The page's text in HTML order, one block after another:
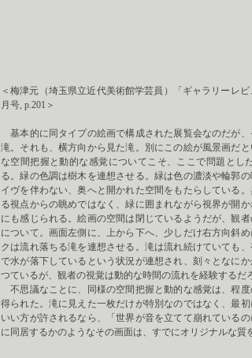
＜ 梅津元（埼玉県立近代美術館学芸員）「ギャラリーレ
月号, p.201 ＞
基本的に同タイプの絵画で構成された展覧会なのだが
滝。それも、横方向から見た滝。別にこの絵が風景画だ
な空間把握と動的な感覚についてこそ、ここで問題と
る。緑の色調は樹木を連想させる。緑は色の濃淡や輪郭
イヴを伴わない、奥へと開かれた空間をもたらしている
る視点からの眺めではなく、緑に囲まれながら視界が開
にも感じられる。絵画の空間は閉じているようだが、観
について。画面左側に、上から下へ、少しだけ右方向斜
クは流れ落ちる滝を連想させる。滝は流れ続けていても
で水が落下しているという状況が連想され、刻々となに
つているが、観者の視覚は動的な時間の流れを経験するだ
不思議なことに、同様の空間把握と動的な感覚は、程
得られた。滝に見えた一枚だけが特別なのではなく、最
いい方が許されるなら、「世界が音を立てて崩れている
に同居するかのようなその画面は、すでにオリジナルな質